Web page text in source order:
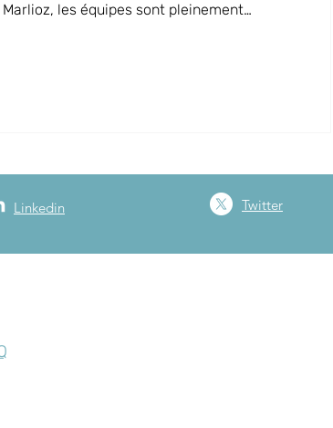
les équipes sont pleinement
Linkedin Twitter